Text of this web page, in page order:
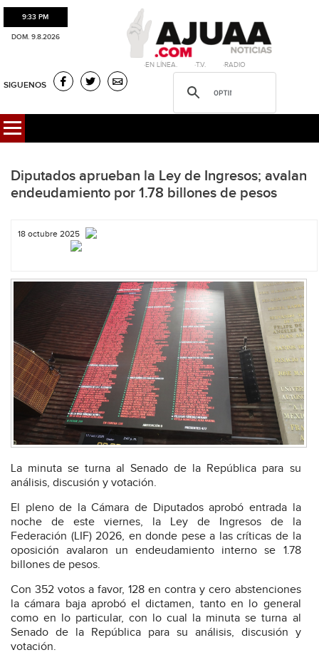
9:33 PM
DOM. 9.8.2026
·EN LÍNEA. ·T.V. ·RADIO
SIGUENOS
Diputados aprueban la Ley de Ingresos; avalan
endeudamiento por 1.78 billones de pesos
18 octubre 2025
La minuta se turna al Senado de la República para su
análisis, discusión y votación.
El pleno de la Cámara de Diputados aprobó entrada la
noche de este viernes, la Ley de Ingresos de la
Federación (LIF) 2026, en donde pese a las críticas de la
oposición avalaron un endeudamiento interno se 1.78
billones de pesos.
Con 352 votos a favor, 128 en contra y cero abstenciones
la cámara baja aprobó el dictamen, tanto en lo general
como en lo particular, con lo cual la minuta se turna al
Senado de la República para su análisis, discusión y
votación.